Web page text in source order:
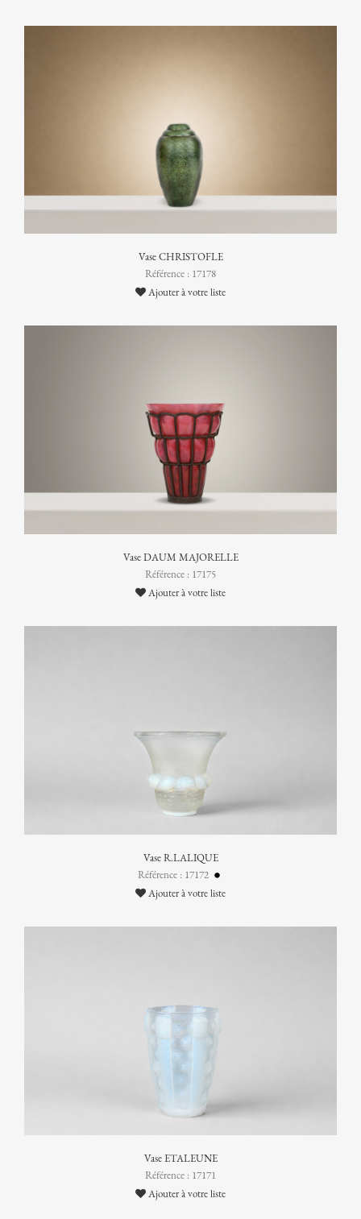
Vase CHRISTOFLE
Référence : 17178
Ajouter à votre liste
Vase DAUM MAJORELLE
Référence : 17175
Ajouter à votre liste
Vase R.LALIQUE
Référence : 17172
Ajouter à votre liste
Vase ETALEUNE
Référence : 17171
Ajouter à votre liste